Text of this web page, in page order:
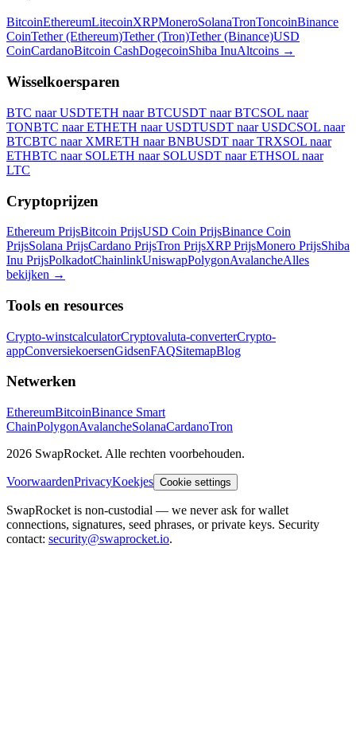
BitcoinEthereumLitecoinXRPMoneroSolanaTronToncoinBinance
CoinTether (Ethereum)Tether (Tron)Tether (Binance)USD
CoinCardanoBitcoin CashDogecoinShiba InuAltcoins →
Wisselkoersparen
BTC naar USDTETH naar BTCUSDT naar BTCSOL naar
TONBTC naar ETHETH naar USDTUSDT naar USDCSOL naar
BTCBTC naar XMRETH naar BNBUSDT naar TRXSOL naar
ETHBTC naar SOLETH naar SOLUSDT naar ETHSOL naar
LTC
Cryptoprijzen
Ethereum PrijsBitcoin PrijsUSD Coin PrijsBinance Coin
PrijsSolana PrijsCardano PrijsTron PrijsXRP PrijsMonero PrijsShiba
Inu PrijsPolkadotChainlinkUniswapPolygonAvalancheAlles
bekijken →
Tools en resources
Crypto-winstcalculatorCryptovaluta-converterCrypto-
appConversiekoersenGidsenFAQSitemapBlog
Netwerken
EthereumBitcoinBinance Smart
ChainPolygonAvalancheSolanaCardanoTron
2026 SwapRocket. Alle rechten voorbehouden.
VoorwaardenPrivacyKoekjes Cookie settings
SwapRocket is non-custodial — we never ask for wallet
connections, signatures, seed phrases, or private keys. Security
contact: security@swaprocket.io.